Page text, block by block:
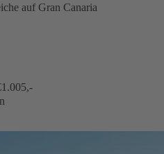
auf Gran Canaria
1.005,-